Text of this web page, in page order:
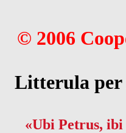
© 2006
Litterula
«Ubi Petrus,